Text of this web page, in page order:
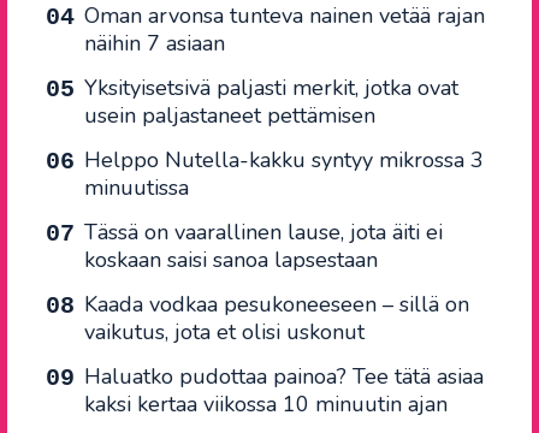
Oman arvonsa tunteva nainen vetää rajan
näihin 7 asiaan
Yksityisetsivä paljasti merkit, jotka ovat
usein paljastaneet pettämisen
Helppo Nutella-kakku syntyy mikrossa 3
minuutissa
Tässä on vaarallinen lause, jota äiti ei
koskaan saisi sanoa lapsestaan
Kaada vodkaa pesukoneeseen – sillä on
vaikutus, jota et olisi uskonut
Haluatko pudottaa painoa? Tee tätä asiaa
kaksi kertaa viikossa 10 minuutin ajan